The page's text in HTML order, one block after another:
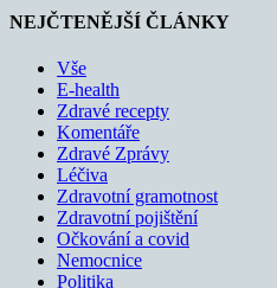
NEJČTENĚJŠÍ ČLÁNKY
Vše
E-health
Zdravé recepty
Komentáře
Zdravé Zprávy
Léčiva
Zdravotní gramotnost
Zdravotní pojištění
Očkování a covid
Nemocnice
Politika